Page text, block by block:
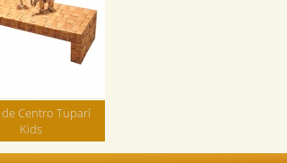
de Centro Tuparí
Kids